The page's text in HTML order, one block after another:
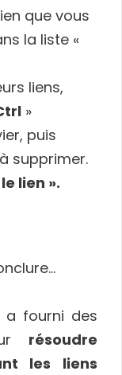
que vous
la liste «
liens,
»
puis
supprimer.
lien ».
a fourni des
résoudre
les liens